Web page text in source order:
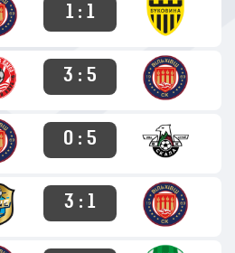
1 : 1
3 : 5
0 : 5
3 : 1